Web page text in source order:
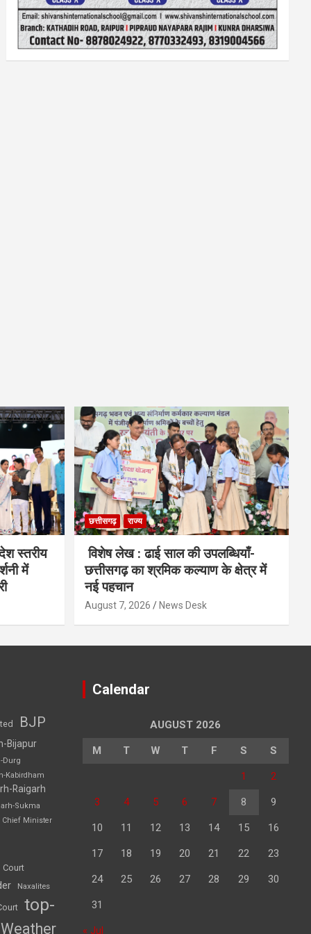
स्तरीय
में
छत्तीसगढ़ राज्य
विशेष लेख : ढाई साल की उपलब्धियाँ-
छत्तीसगढ़ का श्रमिक कल्याण के क्षेत्र में
नई पहचान
August 7, 2026 News Desk
BJP
Bijapur
Durg
Kabirdham
Raigarh
Sukma
Chief Minister
Court
Naxalites
top-
Weather
Calendar
AUGUST 2026
M T W T F S S
1 2
3 4 5 6 7 8 9
10 11 12 13 14 15 16
17 18 19 20 21 22 23
24 25 26 27 28 29 30
31
« Jul